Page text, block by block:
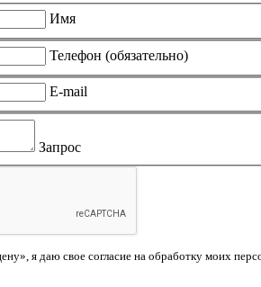
Имя
Телефон (обязательно)
E-mail
Запрос
я даю свое согласие на обработку моих